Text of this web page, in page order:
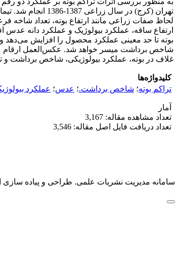
لحاظ صفات زراعی مانند ارتفاع بوته، تعداد شاخه
ارتفاع ساقه، عملکرد بیولوژیک و عملکرد دانه
بوته تا حد معینی عملکرد محصول را افزایش می‌دهد
غلاف در بوته، عملکرد بیولوژیکی، شاخص برداشت
کلیدواژه‌ها
تراکم بوته؛ شاخص برداشت.؛ عدس؛ عملکرد
آمار
تعداد مشاهده مقاله: 3,167
تعداد دریافت فایل اصل مقاله: 3,546
سامانه مدیریت نشریات علمی. طراحی و پیاده سازی